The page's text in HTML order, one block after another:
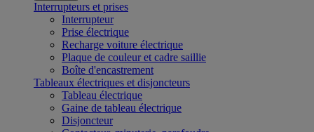
Interrupteurs et prises
Interrupteur
Prise électrique
Recharge voiture électrique
Plaque de couleur et cadre saillie
Boîte d'encastrement
Tableaux électriques et disjoncteurs
Tableau électrique
Gaine de tableau électrique
Disjoncteur